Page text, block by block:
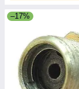
–17%